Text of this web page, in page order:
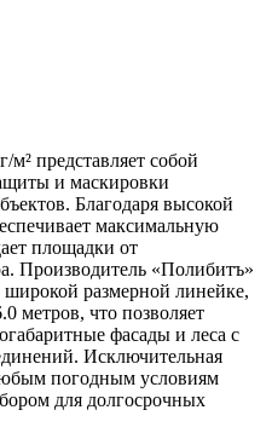
м² представляет собой
и маскировки
Благодаря высокой
максимальную
площадки от
Производитель «Полибитъ»
широкой размерной линейке,
метров, что позволяет
фасады и леса с
Исключительная
погодным условиям
для долгосрочных